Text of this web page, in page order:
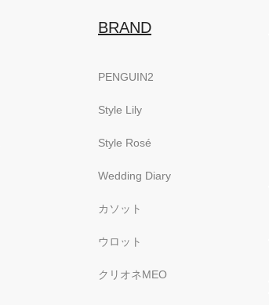
BRAND
PENGUIN2
Style Lily
Style Rosé
Wedding Diary
カソット
ウロット
クリオネMEO